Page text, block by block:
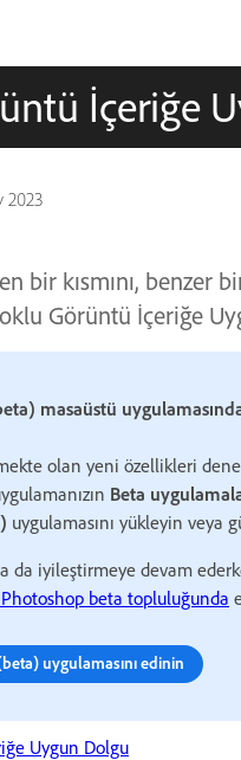
İçeriğe
2023
bir kısmını, benzer
Görüntü İçeriğe
masaüstü
olan yeni özellikleri
Beta
uygulamasını yükleyin veya
da iyileştirmeye devam
beta topluluğunda
uygulamasını edinin
Uygun Dolgu